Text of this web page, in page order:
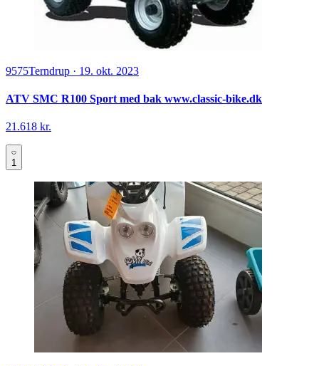
9575Terndrup · 19. okt. 2023
ATV SMC R100 Sport med bak www.classic-bike.dk
21.618 kr.
1